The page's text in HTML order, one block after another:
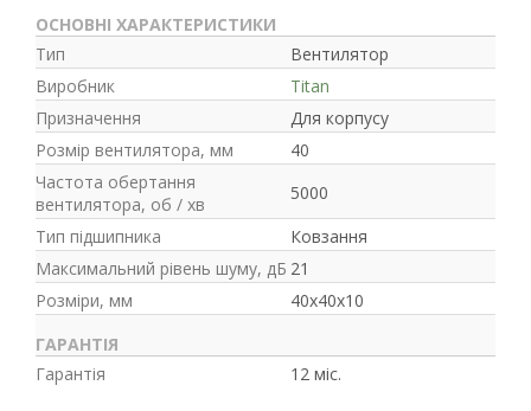
ОСНОВНІ ХАРАКТЕРИСТИКИ
Тип
Вентилятор
Виробник
Titan
Призначення
Для корпусу
Розмір вентилятора, мм
40
Частота обертання
вентилятора, об / хв
5000
Тип підшипника
Ковзання
Максимальний рівень шуму, дБ 21
Розміри, мм
40x40x10
ГАРАНТІЯ
Гарантія
12 міс.